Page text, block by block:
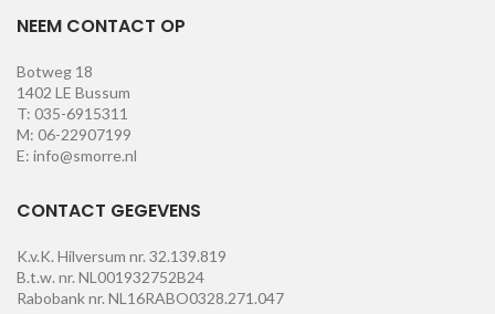
NEEM CONTACT OP
Botweg 18
1402 LE Bussum
T: 035-6915311
M: 06-22907199
E: info@smorre.nl
CONTACT GEGEVENS
K.v.K. Hilversum nr. 32.139.819
B.t.w. nr. NL001932752B24
Rabobank nr. NL16RABO0328.271.047